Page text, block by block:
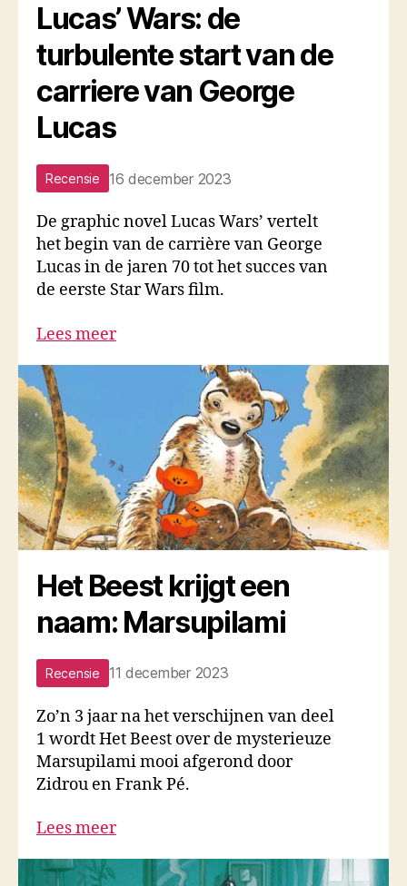
Lucas’ Wars: de
turbulente start van de
carriere van George
Lucas
Recensie 16 december 2023
De graphic novel Lucas Wars’ vertelt
het begin van de carrière van George
Lucas in de jaren 70 tot het succes van
de eerste Star Wars film.
Lees meer
Het Beest krijgt een
naam: Marsupilami
Recensie 11 december 2023
Zo’n 3 jaar na het verschijnen van deel
1 wordt Het Beest over de mysterieuze
Marsupilami mooi afgerond door
Zidrou en Frank Pé.
Lees meer